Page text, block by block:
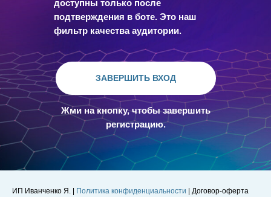
доступны только после
подтверждения в боте. Это наш
фильтр качества аудитории.
ЗАВЕРШИТЬ ВХОД
Жми на кнопку, чтобы завершить
регистрацию.
ИП Иванченко Я. | Политика конфиденциальности | Договор-оферта